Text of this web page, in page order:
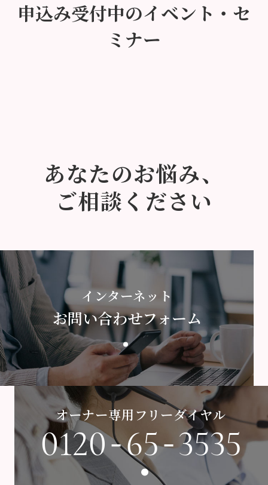
申込み受付中のイベント・セ
ミナー
あなたのお悩み、
ご相談ください
インターネット
お問い合わせフォーム
オーナー専用フリーダイヤル
0120-65-3535